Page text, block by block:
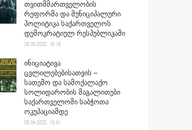
თვითმმართველობის
რეფორმა და მუნიციპალური
პოლიტიკა საქართველოს
დემოკრატიულ რესპუბლიკაში
25.05.2022. 16:18
ინიციატივა
ცვლილებებისათვის –
სათემო და სამოქალაქო
სოლიდარობის მაგალითები
საქართველოში საბჭოთა
ოკუპაციამდე
05.04.2022. 13:41